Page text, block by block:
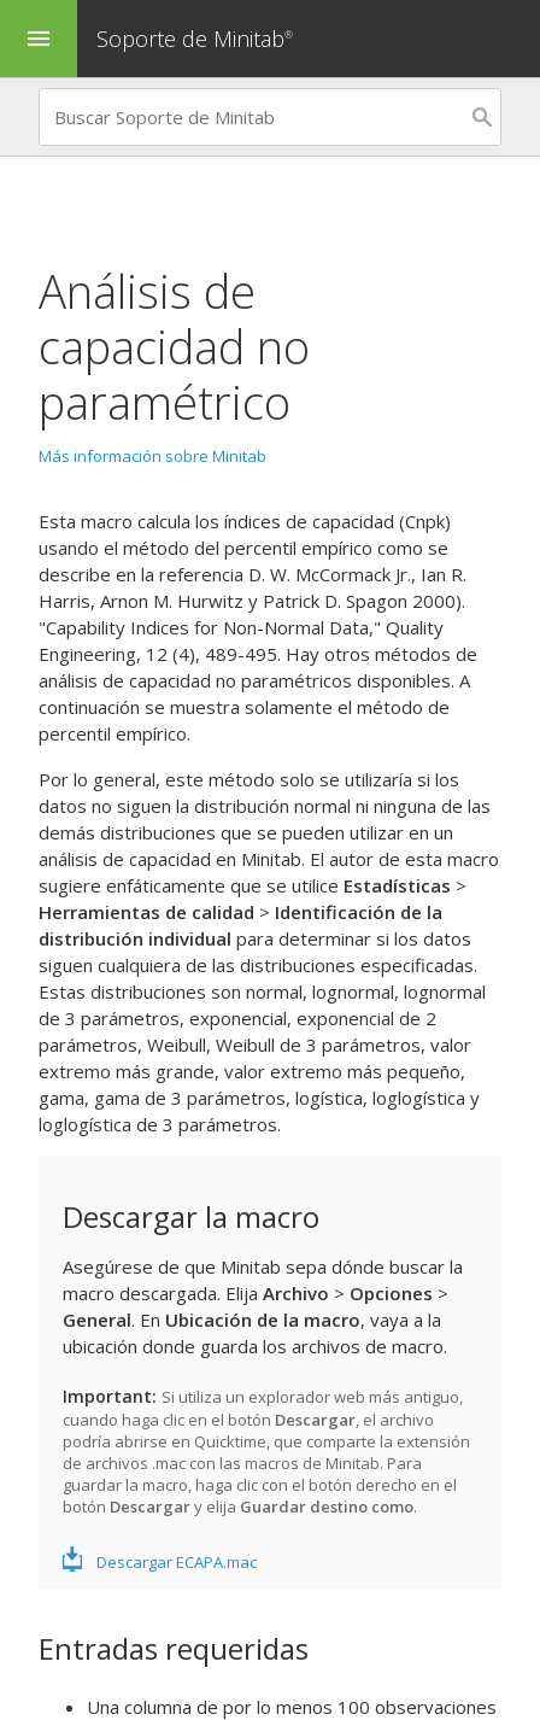
menu Soporte de Minitab®
Análisis de
capacidad no
paramétrico
Más información sobre Minitab
Esta macro calcula los índices de capacidad (Cnpk)
usando el método del percentil empírico como se
describe en la referencia D. W. McCormack Jr., Ian R.
Harris, Arnon M. Hurwitz y Patrick D. Spagon 2000).
"Capability Indices for Non-Normal Data," Quality
Engineering, 12 (4), 489-495. Hay otros métodos de
análisis de capacidad no paramétricos disponibles. A
continuación se muestra solamente el método de
percentil empírico.
Por lo general, este método solo se utilizaría si los
datos no siguen la distribución normal ni ninguna de las
demás distribuciones que se pueden utilizar en un
análisis de capacidad en Minitab. El autor de esta macro
sugiere enfáticamente que se utilice Estadísticas >
Herramientas de calidad > Identificación de la
distribución individual para determinar si los datos
siguen cualquiera de las distribuciones especificadas.
Estas distribuciones son normal, lognormal, lognormal
de 3 parámetros, exponencial, exponencial de 2
parámetros, Weibull, Weibull de 3 parámetros, valor
extremo más grande, valor extremo más pequeño,
gama, gama de 3 parámetros, logística, loglogística y
loglogística de 3 parámetros.
Descargar la macro
Asegúrese de que Minitab sepa dónde buscar la
macro descargada. Elija Archivo > Opciones >
General. En Ubicación de la macro, vaya a la
ubicación donde guarda los archivos de macro.
Important Si utiliza un explorador web más antiguo,
cuando haga clic en el botón Descargar, el archivo
podría abrirse en Quicktime, que comparte la extensión
de archivos .mac con las macros de Minitab. Para
guardar la macro, haga clic con el botón derecho en el
botón Descargary elija Guardar destino como.
Descargar ECAPA.mac
Entradas requeridas
Una columna de por lo menos 100 observaciones